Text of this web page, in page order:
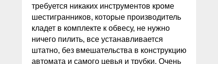
требуется никаких инструментов кроме
шестигранников, которые производитель
кладет в комплекте к обвесу, не нужно
ничего пилить, все устанавливается
штатно, без вмешательства в конструкцию
автомата и самого цевья и трубки. Очень